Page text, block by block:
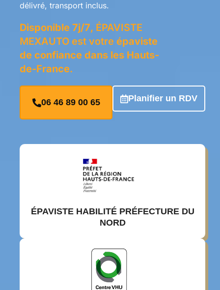
délivré, transport inclus.
Disponible 7j/7, ÉPAVISTE
MEXAUTO est votre épaviste
de confiance dans les Hauts-
de-France.
06 46 89 00 65 Planifier un RDV
ÉPAVISTE HABILITÉ PRÉFECTURE DU
NORD